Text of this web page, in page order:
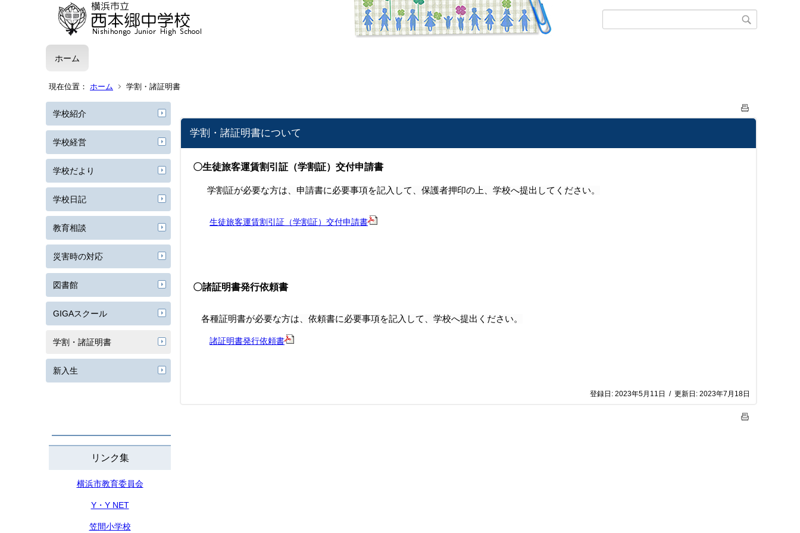
ホーム
現在位置： ホーム 学割・諸証明書
学校紹介
学校経営
学校だより
学校日記
教育相談
災害時の対応
図書館
GIGAスクール
学割・諸証明書
新入生
リンク集
横浜市教育委員会
Y・Y NET
笠間小学校
学割・諸証明書について
〇生徒旅客運賃割引証（学割証）交付申請書
学割証が必要な方は、申請書に必要事項を記入して、保護者押印の上、学校へ提出してください。
生徒旅客運賃割引証（学割証）交付申請書
〇諸証明書発行依頼書
各種証明書が必要な方は、依頼書に必要事項を記入して、学校へ提出ください。
諸証明書発行依頼書
登録日: 2023年5月11日 / 更新日: 2023年7月18日